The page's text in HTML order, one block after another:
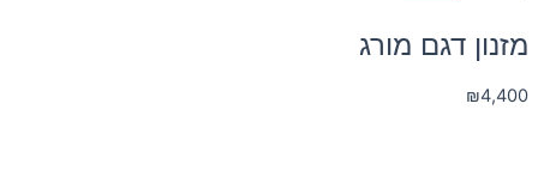
מזנון דגם מורג
₪4,400